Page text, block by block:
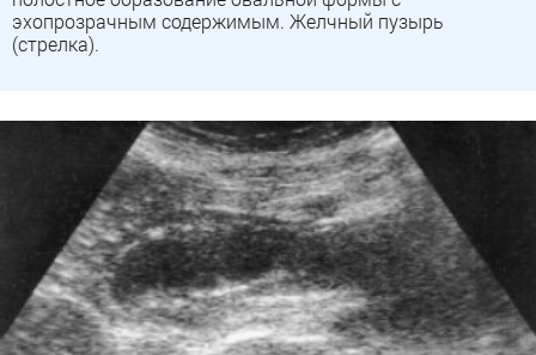
эхопрозрачным содержимым. Желчный пузырь
(стрелка).